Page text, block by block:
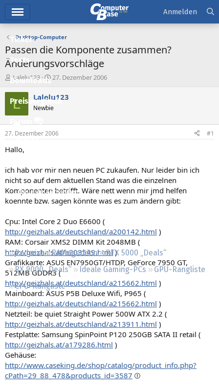
Ticker
Tests
Downloads
Preisvergleich
Forum
Aktuelles
Neue Beiträge
Neueste Aktivitäten
Regeln
Podcast RAMageddon
RTX 5000 „Deals“
RX 9000 „Deals“
Ideale Gaming-PCs
GPU-Rangliste
CPU-Rangliste
Anmelden
Desktop-Computer
Passen die Komponente zusammen?
Änderungsvorschläge
E
r
s
t
e
r
Lalelu123
E
s
e
l
t
27. Dezember 2006
L Lalelu123
Newbie
27. Dezember 2006 #1
Hallo,
ich hab vor mir nen neuen PC zukaufen. Nur leider bin ich
nicht so auf dem aktuellen Stand was die einzelnen
Komponenten betrifft. Wäre nett wenn mir jmd helfen
koennte bzw. sagen könnte was es zum ändern gibt:
Cpu: Intel Core 2 Duo E6600 (
http://geizhals.at/deutschland/a200142.html )
RAM: Corsair XMS2 DIMM Kit 2048MB (
http://geizhals.at/a203549.html)
Grafikkarte: ASUS EN7950GT/HTDP, GeForce 7950 GT,
512MB GDDR3 (
http://geizhals.at/deutschland/a215662.html )
Mainboard: ASUS P5B Deluxe Wifi, P965 (
http://geizhals.at/deutschland/a215662.html )
Netzteil: be quiet Straight Power 500W ATX 2.2 (
http://geizhals.at/deutschland/a213911.html )
Festplatte: Samsung SpinPoint P120 250GB SATA II retail (
http://geizhals.at/a179286.html )
Gehäuse:
http://www.caseking.de/shop/catalog/product_info.php?
cPath=29_88_478&products_id=3587